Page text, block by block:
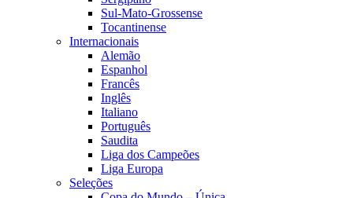
Sul-Mato-Grossense
Tocantinense
Internacionais
Alemão
Espanhol
Francês
Inglês
Italiano
Português
Saudita
Liga dos Campeões
Liga Europa
Seleções